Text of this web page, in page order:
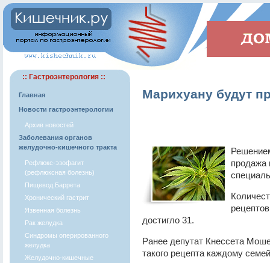
:: Гастроэнтерология ::
Главная
Новости гастроэнтерологии
Архив новостей
Заболевания органов
желудочно-кишечного тракта
Рефлюкс-эзофагит
(рефлюксная болезнь)
Пищевод Баррета
Хронический гастрит
Язвенная болезнь
Рак желудка
Синдромы оперированного
желудка
Желудочно-кишечные
Марихуану будут
продажа
достигло 31.
Ранее депутат Кнессета
такого рецепта каждому